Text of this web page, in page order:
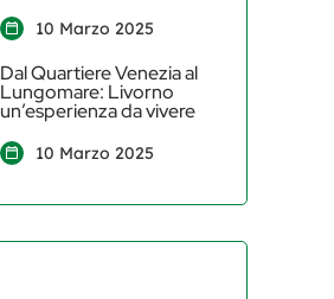
10 Marzo 2025
Dal Quartiere Venezia al
Lungomare: Livorno
un’esperienza da vivere
10 Marzo 2025